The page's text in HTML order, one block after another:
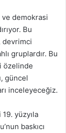
ve demokrasi
Bu
devrimci
gruplardır. Bu
özelinde
güncel
inceleyeceğiz.
yüzyıla
baskıcı